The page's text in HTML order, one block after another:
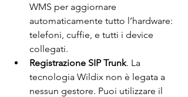
WMS per aggiornare
automaticamente tutto l’hardware:
telefoni, cuffie, e tutti i device
collegati.
Registrazione SIP Trunk. La
tecnologia Wildix non è legata a
nessun gestore. Puoi utilizzare il